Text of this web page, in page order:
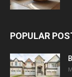
POPULAR